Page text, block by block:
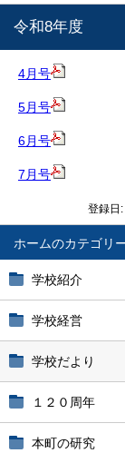
ホーム
学校紹介
学校経営
学校だより
１２０周年
本町の研究
令和8年度
4月号
5月号
6月号
7月号
登録日: